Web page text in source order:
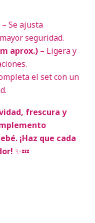
– Se ajusta
seguridad.
aprox.) – Ligera y
el set con un
frescura y
¡Haz que cada
✨💤